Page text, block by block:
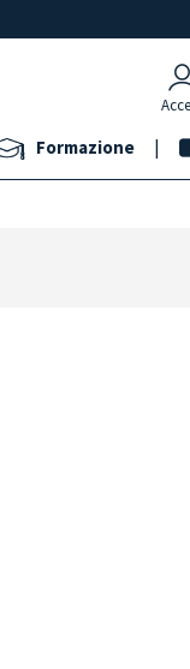
Formazione |